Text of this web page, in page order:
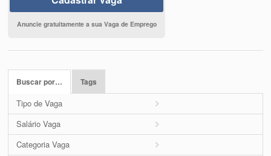
Anuncie gratuitamente a sua Vaga de Emprego
Buscar por… Tags
Tipo de Vaga
Salário Vaga
Categoria Vaga